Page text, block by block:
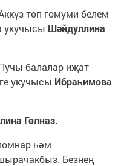
төп гомуми белем
укучысы Шәйдуллина
балалар иҗат
укучысы Ибраһимова
Гөлназ.
һәм
Безнең